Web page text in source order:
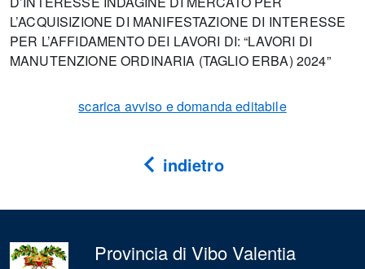
L’ACQUISIZIONE DI MANIFESTAZIONE DI INTERESSE
PER L’AFFIDAMENTO DEI LAVORI DI: “LAVORI DI
MANUTENZIONE ORDINARIA (TAGLIO ERBA) 2024”
scarica avviso e domanda editabile
indietro
Provincia di Vibo Valentia